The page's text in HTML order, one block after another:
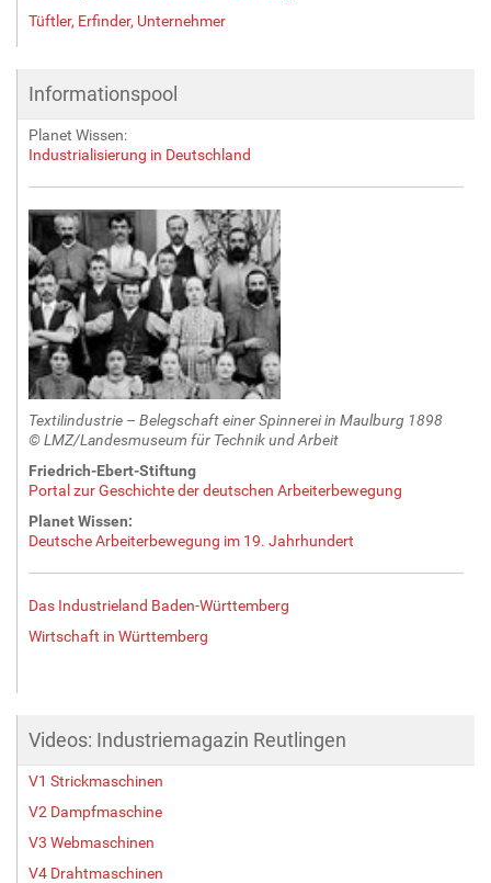
Tüftler, Erfinder, Unternehmer
Informationspool
Planet Wissen:
Industrialisierung in Deutschland
Textilindustrie – Belegschaft einer Spinnerei in Maulburg 1898
© LMZ/Landesmuseum für Technik und Arbeit
Friedrich-Ebert-Stiftung
Portal zur Geschichte der deutschen Arbeiterbewegung
Planet Wissen:
Deutsche Arbeiterbewegung im 19. Jahrhundert
Das Industrieland Baden-Württemberg
Wirtschaft in Württemberg
Videos: Industriemagazin Reutlingen
V1 Strickmaschinen
V2 Dampfmaschine
V3 Webmaschinen
V4 Drahtmaschinen